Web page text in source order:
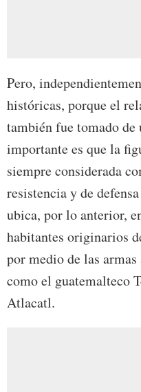
Pero,
históricas, porque el
también fue tomado de
importante es que la
siempre considerada
resistencia y de
ubica, por lo anterior,
habitantes originarios
por medio de las
como el guatemalteco
Atlacatl.